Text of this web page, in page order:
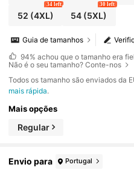
52 (4XL)
34 left
54 (5XL)
30 left
Guia de tamanhos
94% achou que o tamanho era fiel
Não é o seu tamanho? Conte-nos
Todos os tamanho são enviados da
mais rápida.
Mais opções
Regular
Envio para Portugal